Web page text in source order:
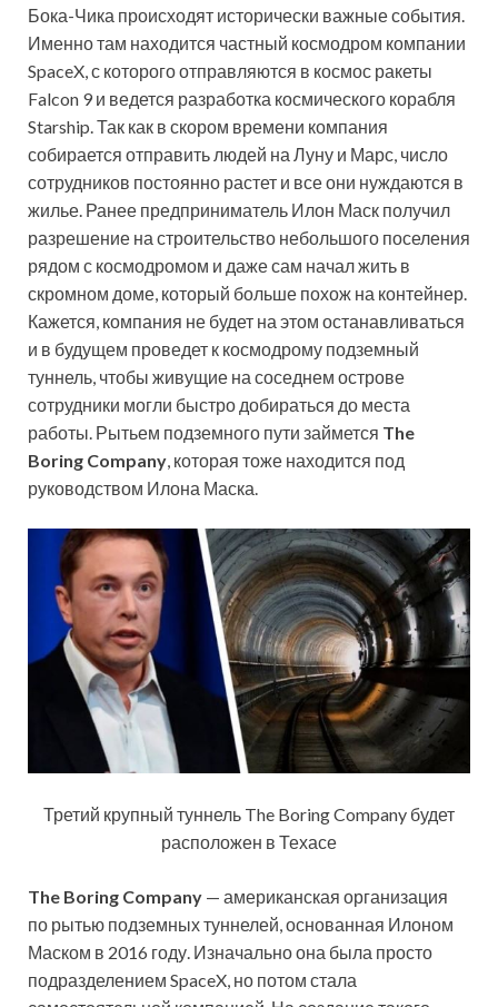
Бока-Чика происходят исторически важные события.
Именно там находится частный космодром компании
SpaceX, с которого отправляются в космос ракеты
Falcon 9 и ведется разработка космического корабля
Starship. Так как в скором времени компания
собирается отправить людей на Луну и Марс, число
сотрудников постоянно растет и все они нуждаются в
жилье. Ранее предприниматель Илон Маск получил
разрешение на строительство небольшого поселения
рядом с космодромом и даже сам начал жить в
скромном доме, который больше похож на контейнер.
Кажется, компания не будет на этом останавливаться
и в будущем проведет к космодрому подземный
туннель, чтобы живущие на соседнем острове
сотрудники могли быстро добираться до места
работы. Рытьем подземного пути займется The
Boring Company, которая тоже находится под
руководством Илона Маска.
Третий крупный туннель The Boring Company будет
расположен в Техасе
The Boring Company — американская организация
по рытью подземных туннелей, основанная Илоном
Маском в 2016 году. Изначально она была просто
подразделением SpaceX, но потом стала